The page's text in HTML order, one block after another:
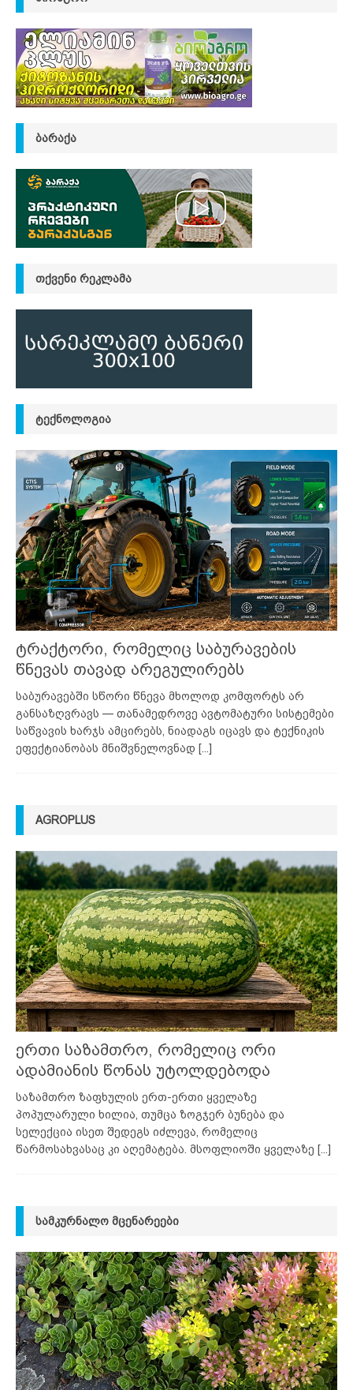
ᲑᲐᲠᲐᲥᲐ
ᲗᲥᲕᲔᲜᲘ ᲠᲔᲙᲚᲐᲛᲐ
ᲢᲔᲥᲜᲝᲚᲝᲒᲘᲐ
ტრაქტორი, რომელიც საბურავების
წნევას თავად არეგულირებს
საბურავებში სწორი წნევა მხოლოდ კომფორტს არ
განსაზღვრავს — თანამედროვე ავტომატური სისტემები
საწვავის ხარჯს ამცირებს, ნიადაგს იცავს და ტექნიკის
ეფექტიანობას მნიშვნელოვნად [...]
AGROPLUS
ერთი საზამთრო, რომელიც ორი
ადამიანის წონას უტოლდებოდა
საზამთრო ზაფხულის ერთ-ერთი ყველაზე
პოპულარული ხილია, თუმცა ზოგჯერ ბუნება და
სელექცია ისეთ შედეგს იძლევა, რომელიც
წარმოსახვასაც კი აღემატება. მსოფლიოში ყველაზე [...]
ᲡᲐᲛᲙᲣᲠᲜᲐᲚᲝ ᲛᲪᲔᲜᲐᲠᲔᲔᲑᲘ